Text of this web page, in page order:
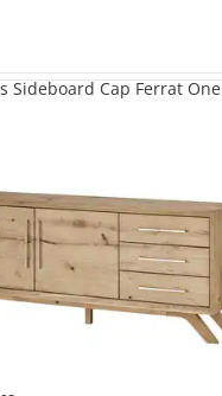
Sideboard Cap Ferrat One